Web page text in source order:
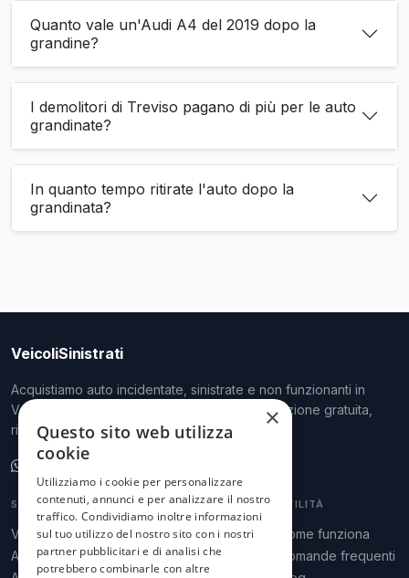
Quanto vale un'Audi A4 del 2019 dopo la
grandine?
I demolitori di Treviso pagano di più per le auto
grandinate?
In quanto tempo ritirate l'auto dopo la
grandinata?
VeicoliSinistrati
Acquistiamo auto incidentate, sinistrate e non funzionanti in
Veneto, Lombardia ed Emilia-Romagna. Valutazione gratuita,
ritiro a domicilio, pagamento immediato.
SERVIZI
Valutazione auto
Auto tamponata
ZONE
Padova
Venezia
UTILITÀ
Come funziona
Domande frequenti
×
Questo sito web utilizza
cookie
Utilizziamo i cookie per personalizzare
contenuti, annunci e per analizzare il nostro
traffico. Condividiamo inoltre informazioni
sul tuo utilizzo del nostro sito con i nostri
partner pubblicitari e di analisi che
potrebbero combinarle con altre